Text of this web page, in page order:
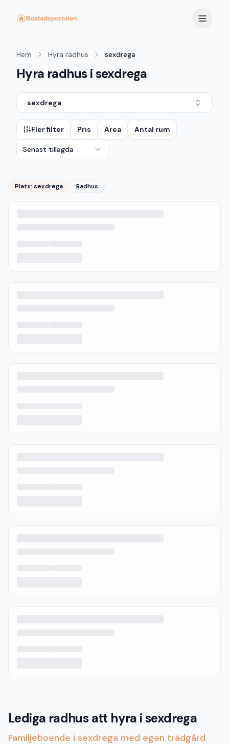
Hem Hyra radhus sexdrega
Hyra radhus i sexdrega
sexdrega
Fler filter Pris Area Antal rum
Senast tillagda
Plats: sexdrega Radhus
Lediga radhus att hyra i sexdrega
Familjeboende i sexdrega med egen trädgård